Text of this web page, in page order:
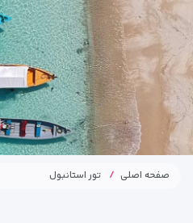
صفحه اصلی تور استانبول